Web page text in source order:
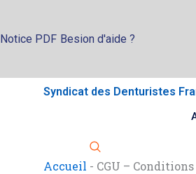
Notice PDF Besion d'aide ?
Syndicat des Denturistes
Accueil - CGU –